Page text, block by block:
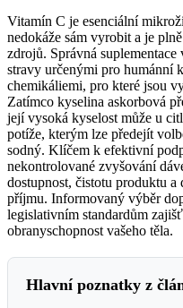
Vitamín C je esenciální
nedokáže sám vyrobit a je
zdrojů. Správná
stravy určenými pro humánní
chemikáliemi, pro které jsou
Zatímco kyselina askorbová
její vysoká kyselost může u
potíže, kterým lze předejít
sodný. Klíčem k efektivní
nekontrolované zvyšování
dostupnost, čistotu produktu
příjmu. Informovaný výběr
legislativním standardům
obranyschopnost vašeho těla.
Hlavní poznatky z